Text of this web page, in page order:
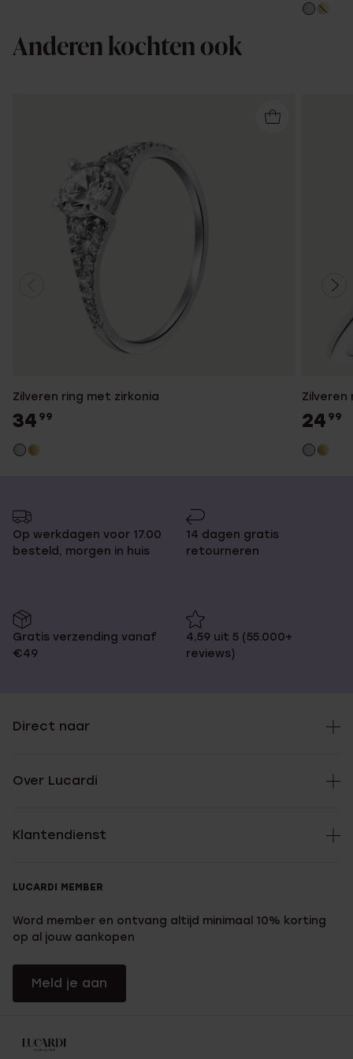
Anderen kochten ook
Zilveren ring met zirkonia
34 99
Zilveren
24 99
Op werkdagen voor 17.00
besteld, morgen in huis
14 dagen gratis
retourneren
Gratis verzending vanaf
€49
4,59 uit 5 (55.000+
reviews)
Direct naar
Over Lucardi
Klantendienst
LUCARDI MEMBER
Word member en ontvang altijd minimaal 10% korting
op al jouw aankopen
Meld je aan